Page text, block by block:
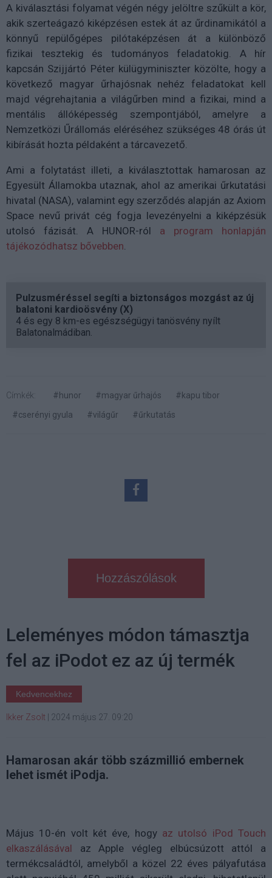
A kiválasztási folyamat végén négy jelöltre szűkült a kör,
akik szerteágazó kiképzésen estek át az űrdinamikától a
könnyű repülőgépes pilótaképzésen át a különböző
fizikai tesztekig és tudományos feladatokig. A hír
kapcsán Szijjártó Péter külügyminiszter közölte, hogy a
következő magyar űrhajósnak nehéz feladatokat kell
majd végrehajtania a világűrben mind a fizikai, mind a
mentális állóképesség szempontjából, amelyre a
Nemzetközi Űrállomás eléréséhez szükséges 48 órás út
kibírását hozta példaként a tárcavezető.
Ami a folytatást illeti, a kiválasztottak hamarosan az
Egyesült Államokba utaznak, ahol az amerikai űrkutatási
hivatal (NASA), valamint egy szerződés alapján az Axiom
Space nevű privát cég fogja levezényelni a kiképzésük
utolsó fázisát. A HUNOR-ról a program honlapján
tájékozódhatsz bővebben
Pulzusméréssel segíti a biztonságos mozgást az új
balatoni kardioösvény (X)
4 és egy 8 km-es egészségügyi tanösvény nyílt
Balatonalmádiban.
Címkék: #hunor #magyar űrhajós
#kapu tibor
#cserényi gyula
#világűr #űrkutatás
Hozzászólások
Leleményes módon támasztja
fel az iPodot ez az új termék
Kedvencekhez
Ikker Zsolt 2024 május 27. 09:20
Hamarosan akár több százmillió embernek
lehet ismét iPodja.
Május 10-én volt két éve, hogy az utolsó iPod Touch
elkaszálásával az Apple végleg elbúcsúzott attól a
termékcsaládtól, amelyből a közel 22 éves pályafutása